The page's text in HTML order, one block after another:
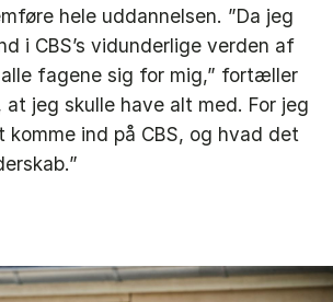
hele uddannelsen. ”Da jeg
i CBS’s vidunderlige verden af
fagene sig for mig,” fortæller
jeg skulle have alt med. For jeg
komme ind på CBS, og hvad det